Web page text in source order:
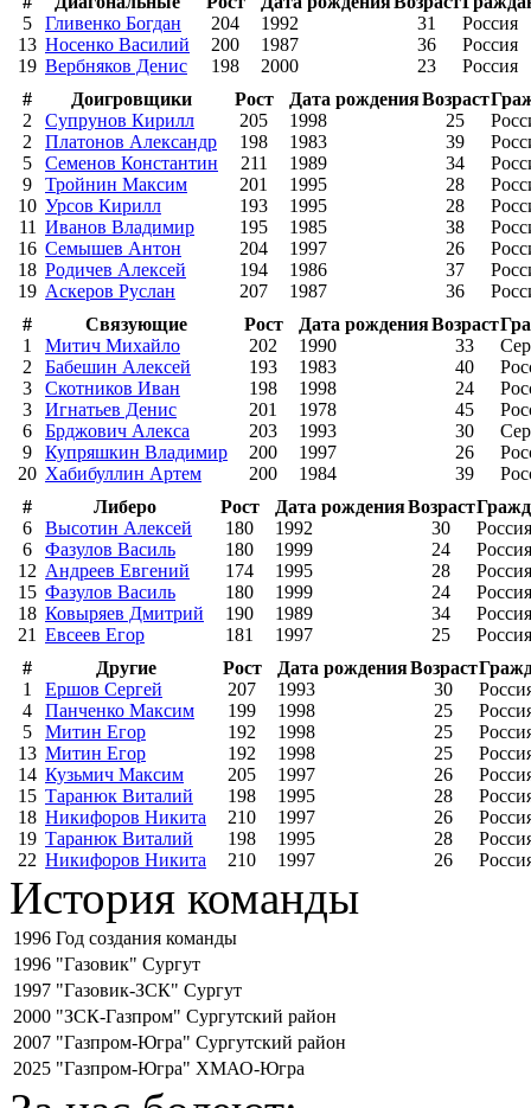
5
Гливенко Богдан 204 1992 31
Россия
13 Носенко Василий 200 1987 36
Россия
19 Вербняков Денис 198 2000 23
Россия
#
Доигровщики Рост Дата рожденияВозраст
2
Супрунов Кирилл 205 1998 25
2
Платонов Александр 198 1983 39
5
Семенов Константин 211 1989 34
9
Тройнин Максим 201 1995 28
10 Урсов Кирилл 193 1995 28
11 Иванов Владимир 195 1985 38
16 Семышев Антон 204 1997 26
18 Родичев Алексей 194 1986 37
19 Аскеров Руслан 207 1987 36
#
Связующие Рост Дата рожденияВозраст
1
Митич Михайло 202 1990 33
2
Бабешин Алексей 193 1983 40
3
Скотников Иван 198 1998 24
3
Игнатьев Денис 201 1978 45
6
Брджович Алекса 203 1993 30
9
Купряшкин Владимир 200 1997 26
20 Хабибуллин Артем 200 1984 39
#
Либеро Рост Дата рожденияВозраст
6
Высотин Алексей 180 1992 30
Россия
6
Фазулов Василь 180 1999 24
Россия
12 Андреев Евгений 174 1995 28
Россия
15 Фазулов Василь 180 1999 24
Россия
18 Ковыряев Дмитрий 190 1989 34
Россия
21 Евсеев Егор 181 1997 25
Россия
#
Другие Рост Дата рожденияВозраст
1
Ершов Сергей 207 1993 30
4
Панченко Максим 199 1998 25
5
Митин Егор 192 1998 25
13 Митин Егор 192 1998 25
14 Кузьмич Максим 205 1997 26
15 Таранюк Виталий 198 1995 28
18 Никифоров Никита 210 1997 26
19 Таранюк Виталий 198 1995 28
22 Никифоров Никита 210 1997 26
История команды
1996 Год создания команды
1996 "Газовик" Сургут
1997 "Газовик-ЗСК" Сургут
2000 "ЗСК-Газпром" Сургутский район
2007 "Газпром-Югра" Сургутский район
2025 "Газпром-Югра" ХМАО-Югра